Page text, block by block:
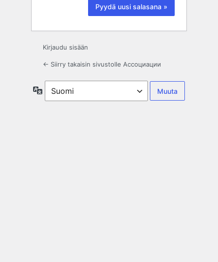
Kirjaudu sisään
← Siirry takaisin sivustolle Ассоциации
Kieli